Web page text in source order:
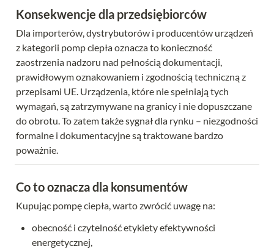
Konsekwencje dla przedsiębiorców
Dla importerów, dystrybutorów i producentów urządzeń
z kategorii pomp ciepła oznacza to konieczność
zaostrzenia nadzoru nad pełnością dokumentacji,
prawidłowym oznakowaniem i zgodnością techniczną z
przepisami UE. Urządzenia, które nie spełniają tych
wymagań, są zatrzymywane na granicy i nie dopuszczane
do obrotu. To zatem także sygnał dla rynku – niezgodności
formalne i dokumentacyjne są traktowane bardzo
poważnie.
Co to oznacza dla konsumentów
Kupując pompę ciepła, warto zwrócić uwagę na:
obecność i czytelność etykiety efektywności
energetycznej,